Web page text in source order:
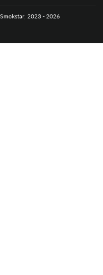
Smokstar, 2023 - 2026